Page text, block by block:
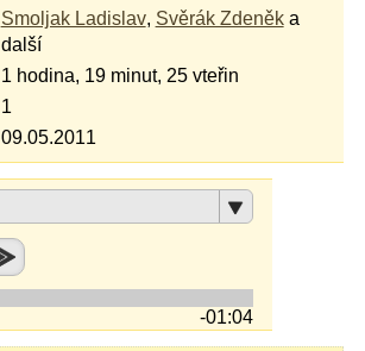
Smoljak Ladislav, Svěrák Zdeněka
další
1 hodina, 19 minut, 25 vteřin
1
09.05.2011
-01:04